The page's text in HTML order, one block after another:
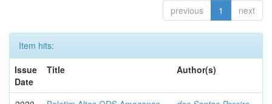
previous 1 next
Item hits:
Issue
Date
Title Author(s)